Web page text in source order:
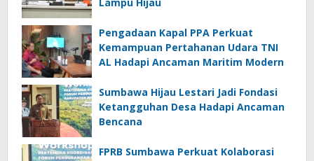
Pengadaan Kapal PPA Perkuat
Kemampuan Pertahanan Udara TNI
AL Hadapi Ancaman Maritim Modern
Sumbawa Hijau Lestari Jadi Fondasi
Ketangguhan Desa Hadapi Ancaman
Bencana
FPRB Sumbawa Perkuat Kolaborasi